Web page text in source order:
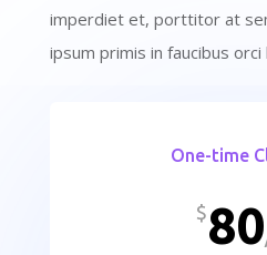
imperdiet et, porttitor at
ipsum primis in faucibus
One-time
$80